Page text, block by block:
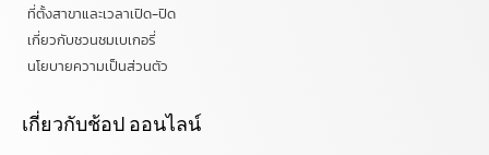
ที่ตั้งสาขาและเวลาเปิด-ปิด
เกี่ยวกับชวนชมเบเกอรี่
นโยบายความเป็นส่วนตัว
เกี่ยวกับช้อป ออนไลน์